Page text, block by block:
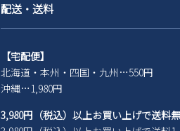
配送・送料
【宅配便】
北海道・本州・四国・九州…550円
沖縄…1,980円
3,980円（税込）以上お買い上げで送料